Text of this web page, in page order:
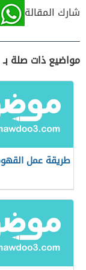
شارك المقالة
مواضيع ذات صلة
طريقة عمل